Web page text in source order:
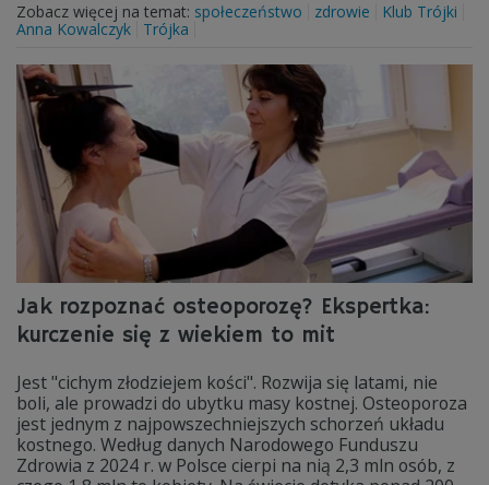
Zobacz więcej na temat: społeczeństwo zdrowie
Klub Trójki
Anna Kowalczyk
Trójka
Jak rozpoznać osteoporozę? Ekspertka:
kurczenie się z wiekiem to mit
Jest "cichym złodziejem kości". Rozwija się latami, nie
boli, ale prowadzi do ubytku masy kostnej. Osteoporoza
jest jednym z najpowszechniejszych schorzeń układu
kostnego. Według danych Narodowego Funduszu
Zdrowia z 2024 r. w Polsce cierpi na nią 2,3 mln osób, z